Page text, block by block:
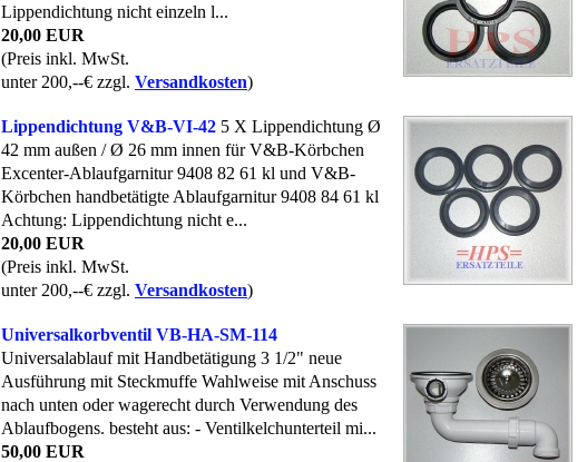
Lippendichtung nicht einzeln l...
20,00 EUR
(Preis inkl. MwSt.
unter 200,--€ zzgl. Versandkosten)
Lippendichtung V&B-VI-42 5 X Lippendichtung Ø
42 mm außen / Ø 26 mm innen für V&B-Körbchen
Excenter-Ablaufgarnitur 9408 82 61 kl und V&B-
Körbchen handbetätigte Ablaufgarnitur 9408 84 61 kl
Achtung: Lippendichtung nicht e...
20,00 EUR
(Preis inkl. MwSt.
unter 200,--€ zzgl. Versandkosten)
Universalkorbventil VB-HA-SM-114
Universalablauf mit Handbetätigung 3 1/2" neue
Ausführung mit Steckmuffe Wahlweise mit Anschuss
nach unten oder wagerecht durch Verwendung des
Ablaufbogens. besteht aus: - Ventilkelchunterteil mi...
50,00 EUR